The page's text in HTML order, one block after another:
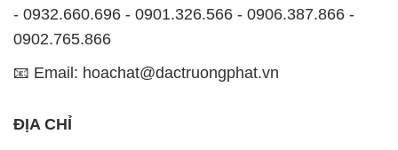
- 0932.660.696 - 0901.326.566 - 0906.387.866 -
0902.765.866
📧 Email: hoachat@dactruongphat.vn
ĐỊA CHỈ